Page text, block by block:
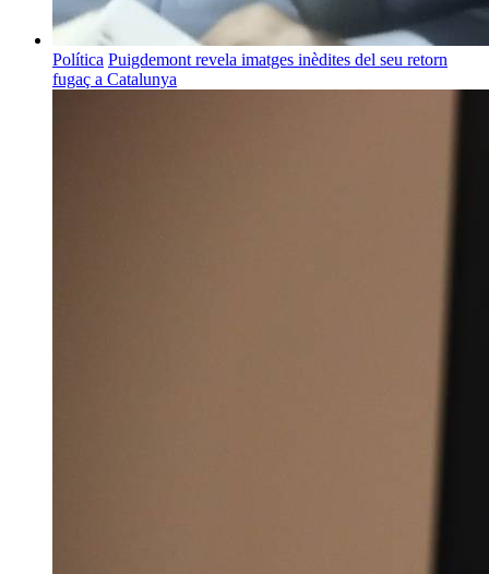
Política Puigdemont revela imatges inèdites del seu retorn
fugaç a Catalunya